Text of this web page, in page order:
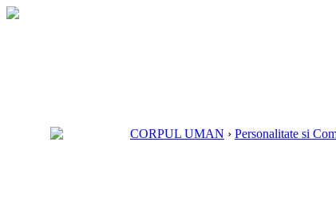
CORPUL UMAN › Personalitate si